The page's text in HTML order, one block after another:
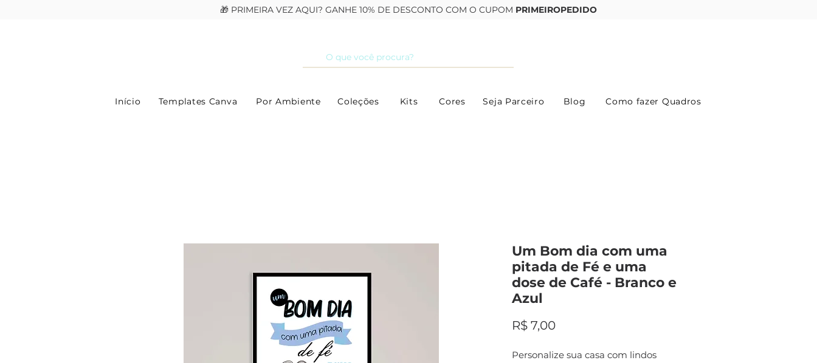
🎁 PRIMEIRA VEZ AQUI? GANHE 10% DE DESCONTO COM O CUPOM PRIMEIROPEDIDO
Início Templates Canva Por Ambiente Coleções Kits Cores Seja Parceiro Blog Como fazer Quadros
Um Bom dia com uma
pitada de Fé e uma
dose de Café - Branco e
Azul
R$ 7,00Preço
Personalize sua casa com lindos